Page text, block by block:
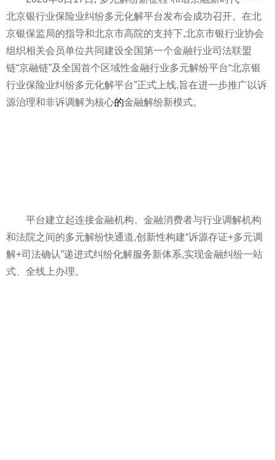
北京银行业保险业纠纷多元化解平台发布会成功召开。在北
京银保监局的指导和北京市高院的支持下,北京市银行业协会
组织相关会员单位共同建设全国第一个金融行业司法联盟
链“京融链”及全国首个区域性金融行业多元解纷平台“北京银
行业保险业纠纷多元化解平台”正式上线,旨在进一步推广以诉
源治理和非诉调解为核心的金融解纷新模式。
平台建立起连接金融机构、金融消费者与行业调解机构
和法院之间的多元解纷快通道,创新性构建“诉源存证+多元调
解+司法确认”递进式纠纷化解服务新体系,实现金融纠纷一站
式、全线上办理。